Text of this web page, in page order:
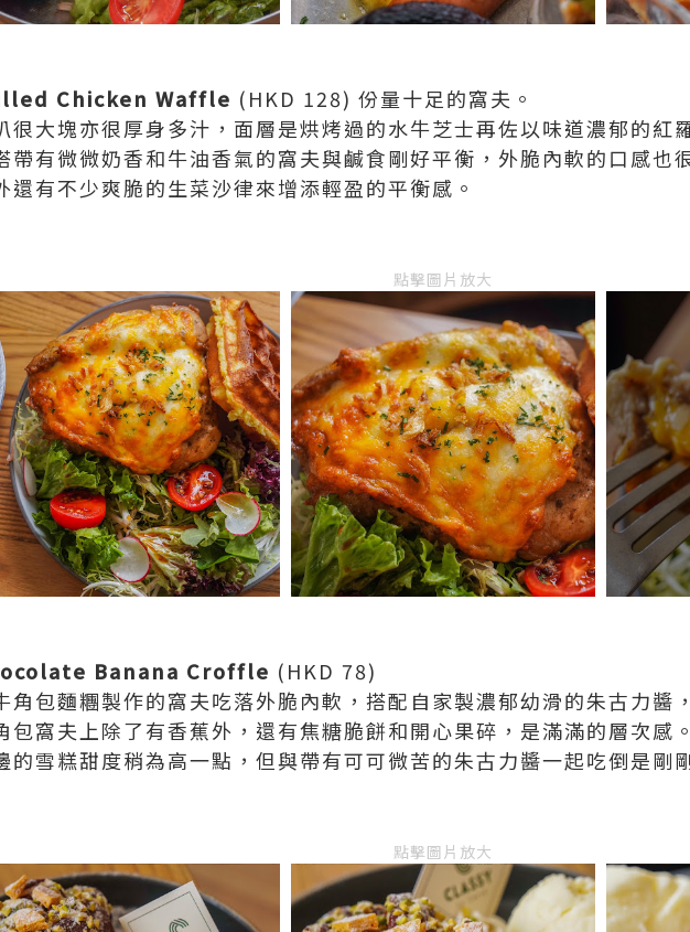
Chicken Waffle (HKD 128) 份量十足的窩夫。
很大塊亦很厚身多汁，面層是烘烤過的水牛芝士再佐以味道濃郁的紅
帶有微微奶香和牛油香氣的窩夫與鹹食剛好平衡，外脆內軟的口感也
還有不少爽脆的生菜沙律來增添輕盈的平衡感。
點擊圖片放大
Banana Croffle (HKD 78)
角包麵糰製作的窩夫吃落外脆內軟，搭配自家製濃郁幼滑的朱古力醬
包窩夫上除了有香蕉外，還有焦糖脆餅和開心果碎，是滿滿的層次感
的雪糕甜度稍為高一點，但與帶有可可微苦的朱古力醬一起吃倒是剛
點擊圖片放大